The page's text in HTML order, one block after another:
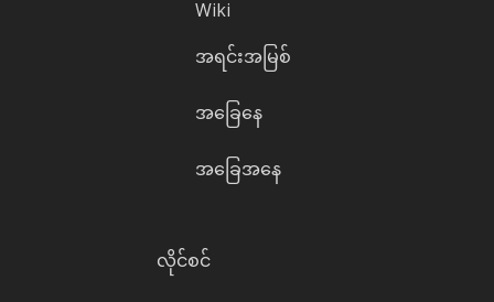
Wiki
အရင်းအမြစ်
အခြေနေ
အခြေအနေ
လိုင်စင်